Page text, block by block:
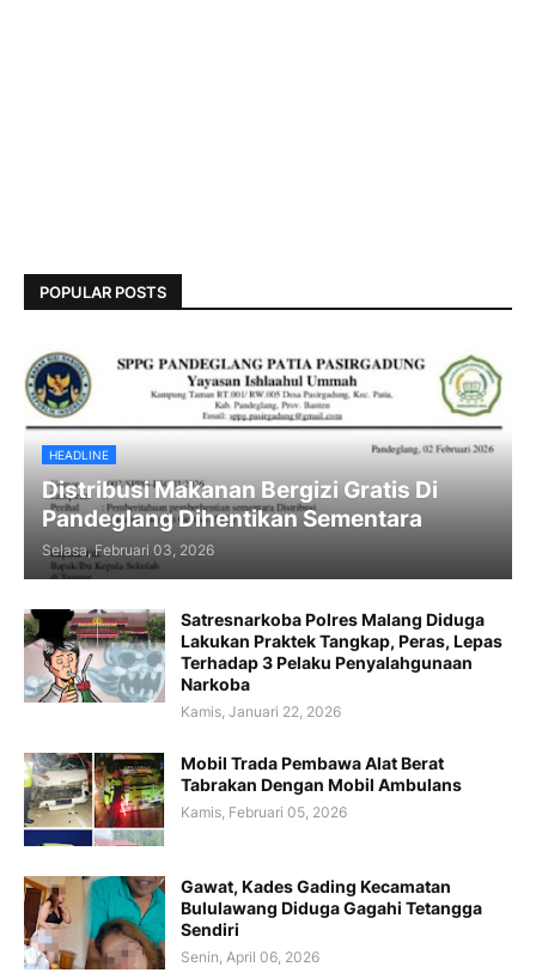
POPULAR POSTS
HEADLINE
Distribusi Makanan Bergizi Gratis Di
Pandeglang Dihentikan Sementara
Selasa, Februari 03, 2026
Satresnarkoba Polres Malang Diduga
Lakukan Praktek Tangkap, Peras, Lepas
Terhadap 3 Pelaku Penyalahgunaan
Narkoba
Kamis, Januari 22, 2026
Mobil Trada Pembawa Alat Berat
Tabrakan Dengan Mobil Ambulans
Kamis, Februari 05, 2026
Gawat, Kades Gading Kecamatan
Bululawang Diduga Gagahi Tetangga
Sendiri
Senin, April 06, 2026